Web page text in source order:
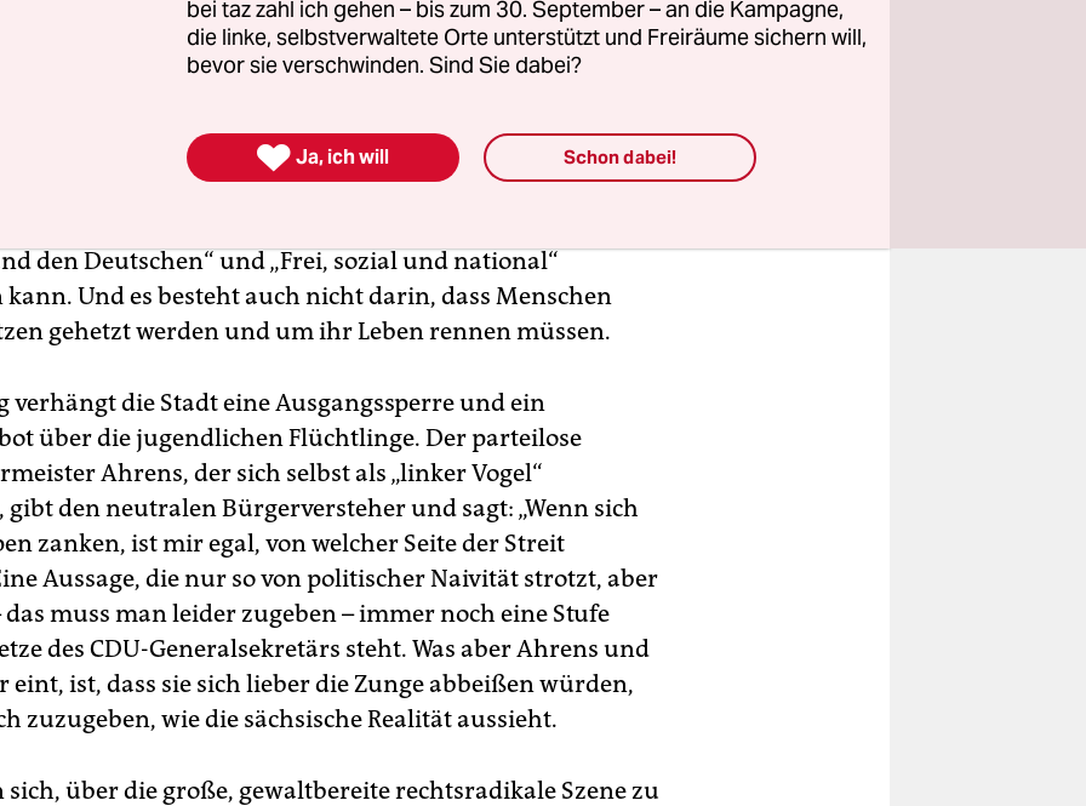
besteht also nicht darin, dass sich auf der Straße
den Deutschen“ und „Frei, sozial und national“
Und es besteht auch nicht darin, dass Menschen
gehetzt werden und um ihr Leben rennen müssen.
verhängt die Stadt eine Ausgangssperre und ein
über die jugendlichen Flüchtlinge. Der parteilose
Ahrens, der sich selbst als „linker Vogel“
gibt den neutralen Bürgerversteher und sagt: „Wenn sich
zanken, ist mir egal, von welcher Seite der Streit
Aussage, die nur so von politischer Naivität strotzt, aber
muss man leider zugeben – immer noch eine Stufe
des CDU-Generalsekretärs steht. Was aber Ahrens und
eint, ist, dass sie sich lieber die Zunge abbeißen würden,
zuzugeben, wie die sächsische Realität aussieht.
sich, über die große, gewaltbereite rechtsradikale Szene zu
bei taz zahl ich gehen – bis zum 30. September – an die Kampagne,
die linke, selbstverwaltete Orte unterstützt und Freiräume sichern will,
bevor sie verschwinden. Sind Sie dabei?
 Ja, ich will Schon dabei!